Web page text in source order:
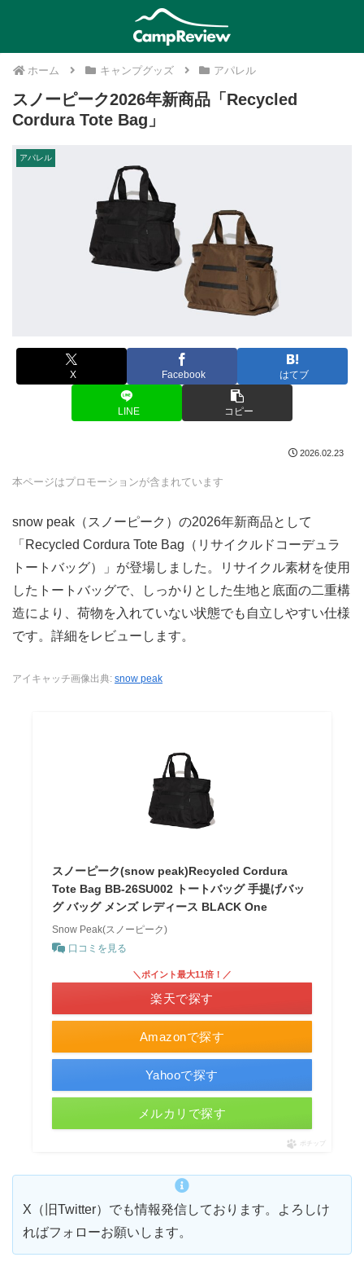
ホーム キャンプグッズ アパレル
スノーピーク2026年新商品「Recycled
Cordura Tote Bag」
アパレル
X Facebook はてブ
LINE コピー
2026.02.23
本ページはプロモーションが含まれています
snow peak（スノーピーク）の2026年新商品として
「Recycled Cordura Tote Bag（リサイクルドコーデュラ
トートバッグ）」が登場しました。リサイクル素材を使用
したトートバッグで、しっかりとした生地と底面の二重構
造により、荷物を入れていない状態でも自立しやすい仕様
です。詳細をレビューします。
アイキャッチ画像出典: snow peak
スノーピーク(snow peak)Recycled Cordura
Tote Bag BB-26SU002 トートバッグ 手提げバッ
グ バッグ メンズ レディース BLACK One
Snow Peak(スノーピーク)
口コミを見る
Amazonで探す
＼ポイント最大11倍！／
楽天で探す
Yahooで探す
メルカリで探す
ポチップ
X（旧Twitter）でも情報発信しております。よろしけ
ればフォローお願いします。